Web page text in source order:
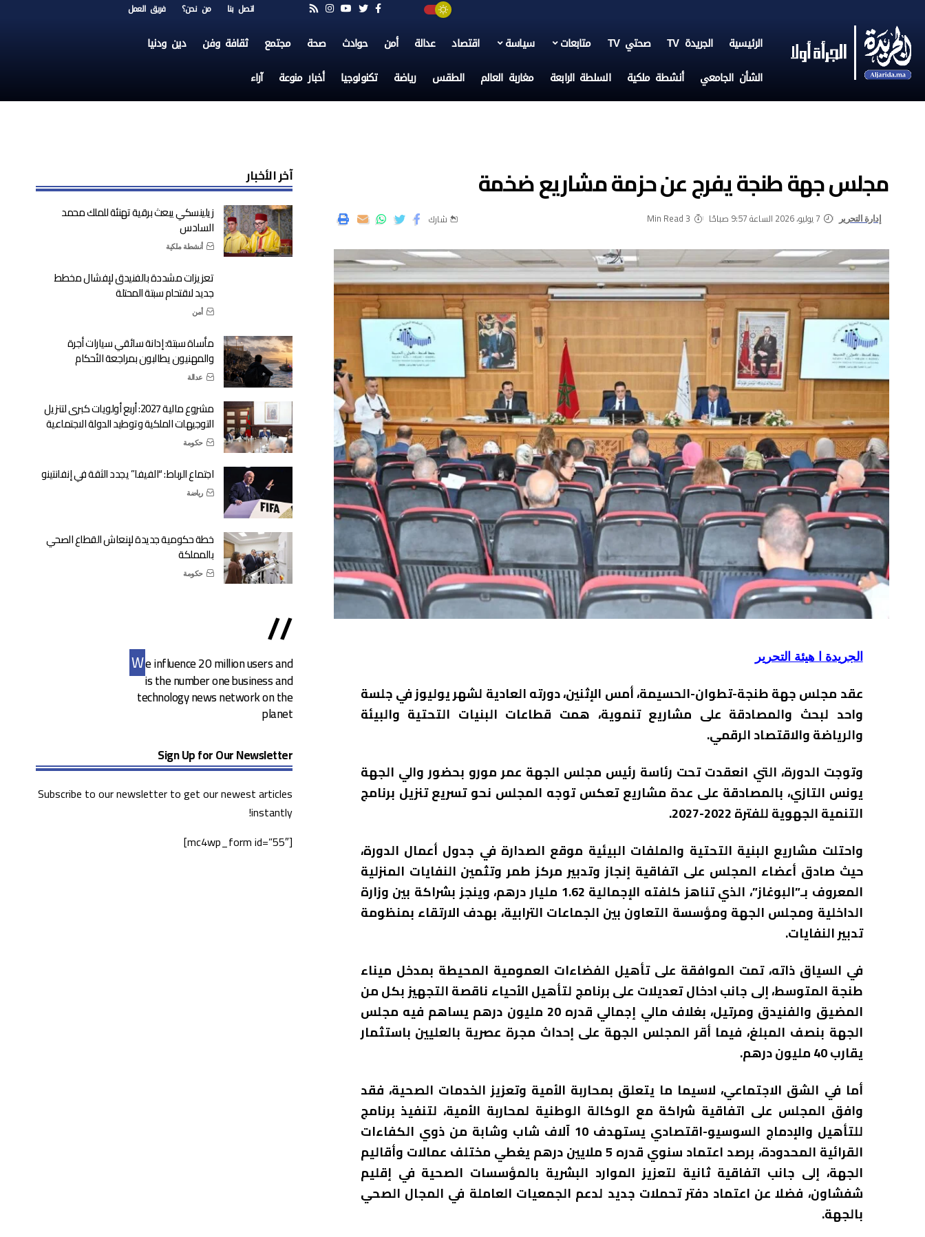
اتصل بنا من نحن؟ فريق العمل
الرئيسية الجريدة TV صحتي TV متابعات سياسة اقتصاد عدالة أمن حوادث صحة مجتمع ثقافة وفن دين ودنيا
الشأن الجامعي أنشطة ملكية السلطة الرابعة مغاربة العالم الطقس رياضة تكنولوجيا أخبار منوعة آراء
مجلس جهة طنجة يفرج عن حزمة مشاريع ضخمة
إدارة التحرير 7 يوليو، 2026 الساعة 9:57 صباحًا 3 Min Read شارك
الجريدة ا هيئة التحرير
عقد مجلس جهة طنجة-تطوان-الحسيمة، أمس الإثنين، دورته العادية لشهر يوليوز في جلسة
واحد لبحث والمصادقة على مشاريع تنموية، همت قطاعات البنيات التحتية والبيئة
والرياضة والاقتصاد الرقمي.
وتوجت الدورة، التي انعقدت تحت رئاسة رئيس مجلس الجهة عمر مورو بحضور والي الجهة
يونس التازي، بالمصادقة على عدة مشاريع تعكس توجه المجلس نحو تسريع تنزيل برنامج
التنمية الجهوية للفترة 2022-2027.
واحتلت مشاريع البنية التحتية والملفات البيئية موقع الصدارة في جدول أعمال الدورة،
حيث صادق أعضاء المجلس على اتفاقية إنجاز وتدبير مركز طمر وتثمين النفايات المنزلية
المعروف بـ”البوغاز”، الذي تناهز كلفته الإجمالية 1.62 مليار درهم، وينجز بشراكة بين وزارة
الداخلية ومجلس الجهة ومؤسسة التعاون بين الجماعات الترابية، بهدف الارتقاء بمنظومة
تدبير النفايات.
في السياق ذاته، تمت الموافقة على تأهيل الفضاءات العمومية المحيطة بمدخل ميناء
طنجة المتوسط، إلى جانب ادخال تعديلات على برنامج لتأهيل الأحياء ناقصة التجهيز بكل من
المضيق والفنيدق ومرتيل، بغلاف مالي إجمالي قدره 20 مليون درهم يساهم فيه مجلس
الجهة بنصف المبلغ، فيما أقر المجلس الجهة على إحداث مجرة عصرية بالعليين باستثمار
يقارب 40 مليون درهم.
أما في الشق الاجتماعي، لاسيما ما يتعلق بمحاربة الأمية وتعزيز الخدمات الصحية، فقد
وافق المجلس على اتفاقية شراكة مع الوكالة الوطنية لمحاربة الأمية، لتنفيذ برنامج
للتأهيل والإدماج السوسيو-اقتصادي يستهدف 10 آلاف شاب وشابة من ذوي الكفاءات
القرائية المحدودة، برصد اعتماد سنوي قدره 5 ملايين درهم يغطي مختلف عمالات وأقاليم
الجهة، إلى جانب اتفاقية ثانية لتعزيز الموارد البشرية بالمؤسسات الصحية في إقليم
شفشاون، فضلا عن اعتماد دفتر تحملات جديد لدعم الجمعيات العاملة في المجال الصحي
بالجهة.
آخر الأخبار
زيلينسكي يبعث برقية تهنئة للملك محمد
السادس
أنشطة ملكية
تعزيزات مشددة بالفنيدق لإفشال مخطط
جديد لاقتحام سبتة المحتلة
أمن
مأساة سبتة: إدانة سائقي سيارات أجرة
والمهنيون يطالبون بمراجعة الأحكام
عدالة
مشروع مالية 2027: أربع أولويات كبرى لتنزيل
التوجيهات الملكية وتوطيد الدولة الاجتماعية
حكومة
اجتماع الرباط: “الفيفا” يجدد الثقة في إنفانتينو
رياضة
خطة حكومية جديدة لإنعاش القطاع الصحي
بالمملكة
حكومة
//
We influence 20 million users and
is the number one business and
technology news network on the
planet
Sign Up for Our Newsletter
Subscribe to our newsletter to get our newest articles
instantly!
[mc4wp_form id=”55″]